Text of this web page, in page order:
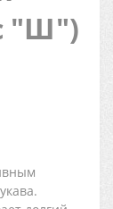
"Ш")